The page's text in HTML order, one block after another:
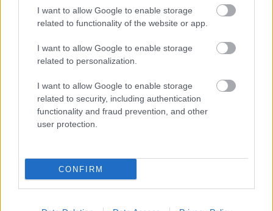
I want to allow Google to enable storage
related to functionality of the website or app.
I want to allow Google to enable storage
related to personalization.
I want to allow Google to enable storage
related to security, including authentication
functionality and fraud prevention, and other
user protection.
CONFIRM
διοίκηση δεν προσδιόρισε αυθαίρετα τις αμοιβές.
Χρησιμοποίησε ως βάση τις ελάχιστες χρεώσεις
που προέκυπταν από τα ίδια τα συμφωνητικά της
εταιρείας, δηλαδή 1.000 ευρώ πλέον ΦΠΑ για
κάθε διαφημιστικό post και 2.500 ευρώ πλέον
ΦΠΑ για κάθε giveaway.